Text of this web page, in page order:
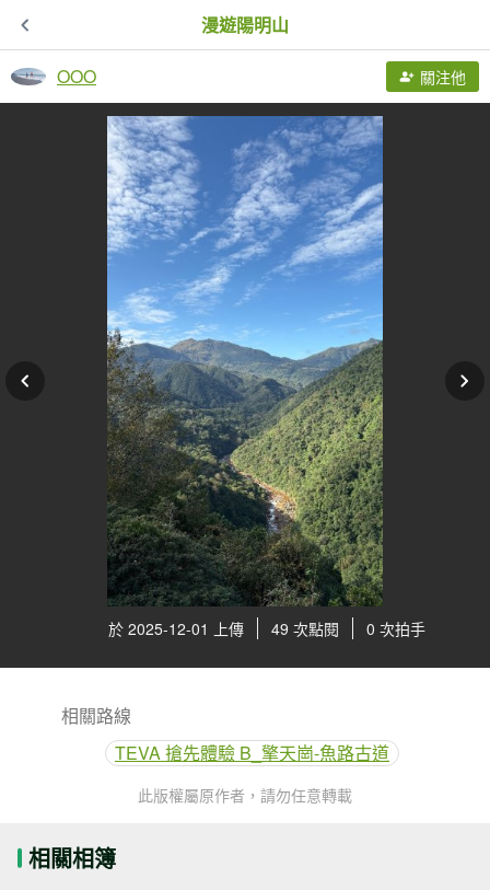
漫遊陽明山
OOO 關注他
於 2025-12-01 上傳 49 次點閱 0 次拍手
相關路線
TEVA 搶先體驗 B_擎天崗-魚路古道
此版權屬原作者，請勿任意轉載
相關相簿